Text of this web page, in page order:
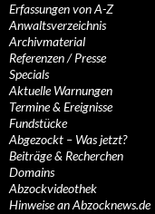
Erfassungen von A-Z
Anwaltsverzeichnis
Archivmaterial
Referenzen / Presse
Specials
Aktuelle Warnungen
Termine & Ereignisse
Fundstücke
Abgezockt – Was jetzt?
Beiträge & Recherchen
Domains
Abzockvideothek
Hinweise an Abzocknews.de